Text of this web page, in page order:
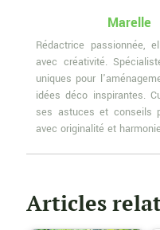
Marelle
Rédactrice passionnée,
avec créativité.
uniques pour
idées déco inspirantes.
ses astuces et conseils
avec originalité et
Articles